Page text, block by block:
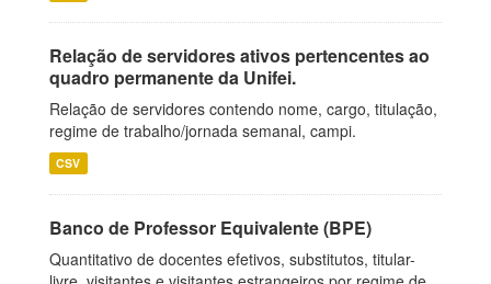
Relação de servidores ativos pertencentes ao
quadro permanente da Unifei.
Relação de servidores contendo nome, cargo, titulação,
regime de trabalho/jornada semanal, campi.
CSV
Banco de Professor Equivalente (BPE)
Quantitativo de docentes efetivos, substitutos, titular-